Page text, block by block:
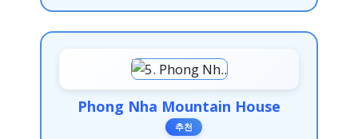
Phong Nha Mountain House
추천